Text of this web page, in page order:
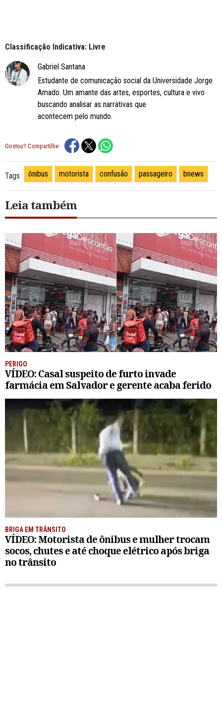
Classificação Indicativa: Livre
Gabriel Santana
Estudante de comunicação social da Universidade Jorge
Amado. Um amante das artes, esportes, cultura e vivo
buscando analisar as narrativas que
acontecem pelo mundo.
Gostou? Compartilhe
Tags ônibus motorista confusão passageiro bnews
Leia também
PERIGO
VÍDEO: Casal suspeito de furto invade
farmácia em Salvador e gerente acaba ferido
BRIGA EM TRÂNSITO
VÍDEO: Motorista de ônibus e mulher trocam
socos, chutes e até choque elétrico após briga
no trânsito